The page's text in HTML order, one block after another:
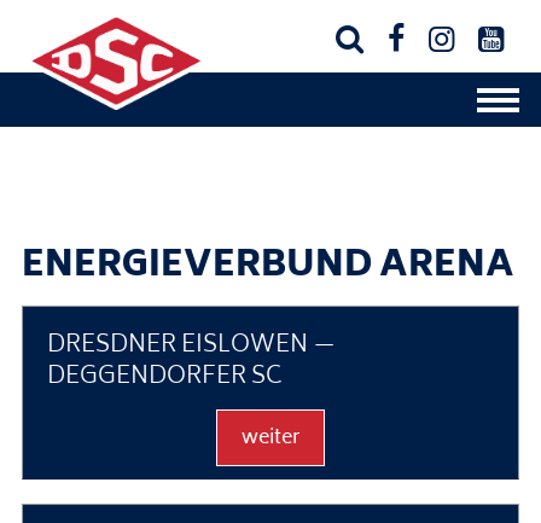
   
ENERGIEVERBUND ARENA
DRESDNER EISLÖWEN —
DEGGENDORFER SC
weiter